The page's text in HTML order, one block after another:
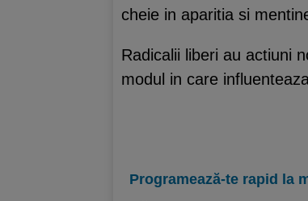
cheie in aparitia si
Radicalii liberi au actiuni
modul in care
Programează-te rapid la